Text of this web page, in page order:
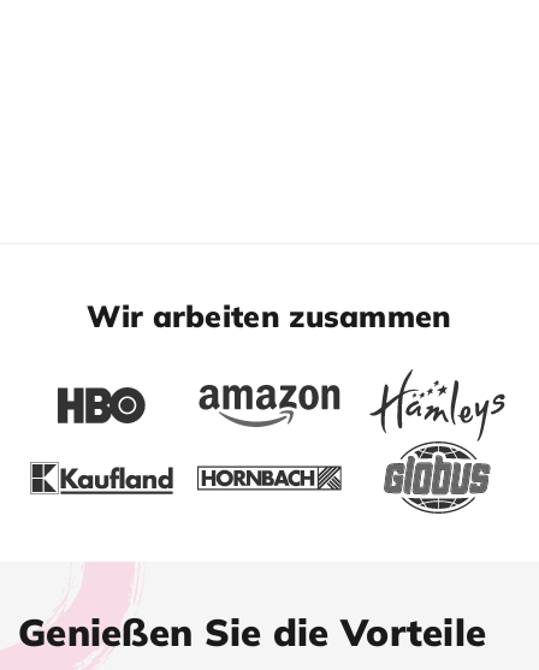
Wir arbeiten zusammen
Genießen Sie die Vorteile